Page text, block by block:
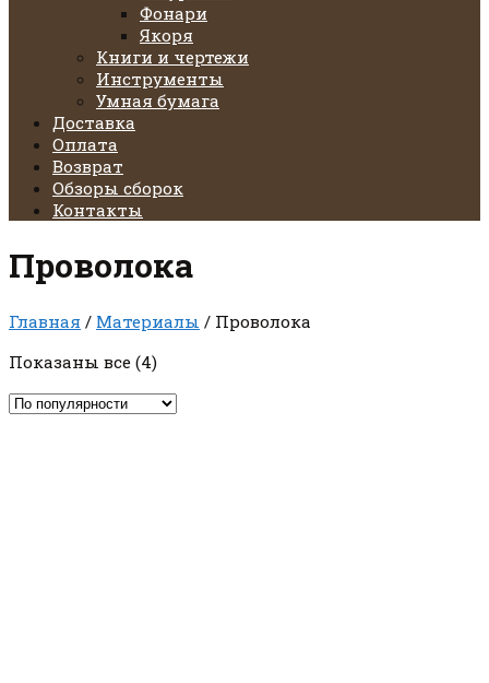
Фонари
Якоря
Книги и чертежи
Инструменты
Умная бумага
Доставка
Оплата
Возврат
Обзоры сборок
Контакты
Проволока
Главная / Материалы / Проволока
Показаны все (4)Сортировка:
популярности